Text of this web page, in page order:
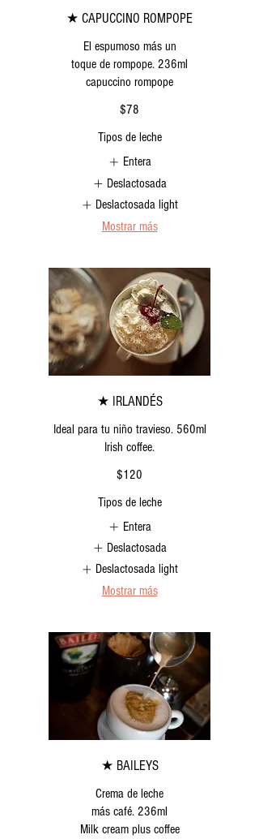
★ CAPUCCINO ROMPOPE
El espumoso más un
toque de rompope. 236ml
capuccino rompope
$78
Tipos de leche
Entera
Deslactosada
Deslactosada light
Mostrar más
★ IRLANDÉS
Ideal para tu niño travieso. 560ml
$120
Tipos de leche
Entera
Deslactosada
Deslactosada light
Mostrar más
★ BAILEYS
Crema de leche
más café. 236ml
Milk cream plus coffee